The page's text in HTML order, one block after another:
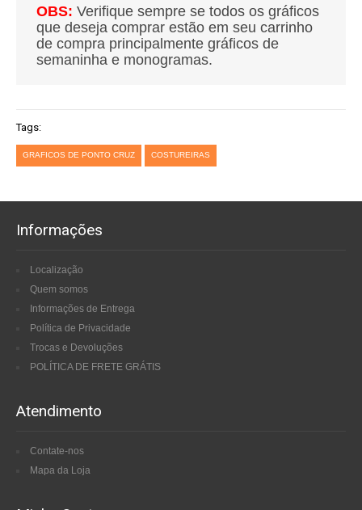
OBS: Verifique sempre se todos os gráficos
que deseja comprar estão em seu carrinho
de compra principalmente gráficos de
semaninha e monogramas.
Tags:
GRAFICOS DE PONTO CRUZ COSTUREIRAS
Informações
Localização
Quem somos
Informações de Entrega
Política de Privacidade
Trocas e Devoluções
POLÍTICA DE FRETE GRÁTIS
Atendimento
Contate-nos
Mapa da Loja